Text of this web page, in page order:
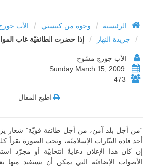
الرئيسية / وجوه من كنيستي / الأب
/ جريدة النهار / إذا حضرت الطائفيّة غاب
الأب جورج مسّوح
473
اطبع المقال
“من أجل بلد آمن، من أجل طائفة قويّة” شعار
أحد قادة التيّارات الإسلاميّة، وتحت الصورة نقرأ
إن كان هذا الإعلان دعايةً انتخابيّة أو مجرّد
الأصوات الإضافيّة التي يمكن أن يستفيد منها